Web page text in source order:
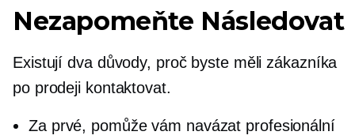
Nezapomeňte Následovat
Existují dva důvody, proč byste měli zákazníka
po prodeji kontaktovat.
Za prvé, pomůže vám navázat profesionální